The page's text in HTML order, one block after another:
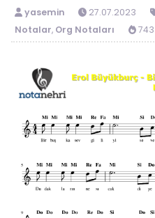
yasemin 27.07.2023
Notalar, Org Notaları 743